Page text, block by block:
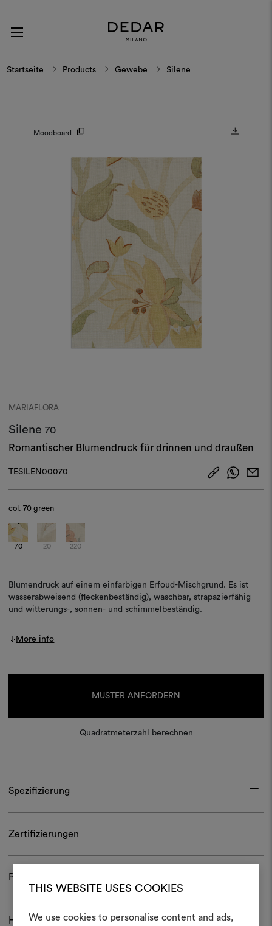
THIS WEBSITE USES COOKIES
We use cookies to personalise content and ads,
Startseite Products Gewebe Silene
Moodboard
MARIAFLORA
Silene70
Romantischer Blumendruck für drinnen und draußen
TESILEN00070
col.70 green
70 20 220
Blumendruck auf einem einfarbigen Erfoud-Mischgrund. Es ist
wasserabweisend (fleckenbeständig), waschbar, strapazierfähig
und witterungs-, sonnen- und schimmelbeständig.
More info
MUSTER ANFORDERN
Quadratmeterzahl berechnen
Spezifizierung
Zertifizierungen
Pflege und Gebrauch
Herunterladen